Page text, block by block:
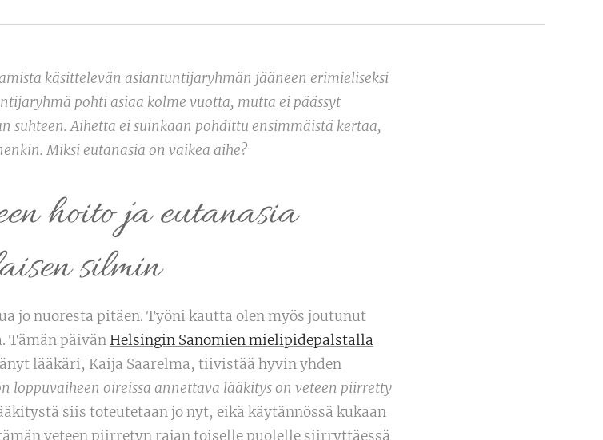
käsittelevän asiantuntijaryhmän jääneen erimieliseksi
pohti asiaa kolme vuotta, mutta ei päässyt
suhteen. Aihetta ei suinkaan pohdittu ensimmäistä kertaa,
Miksi eutanasia on vaikea aihe?
hoito ja eutanasia
silmin
jo nuoresta pitäen. Työni kautta olen myös joutunut
Tämän päivän Helsingin Sanomien mielipidepalstalla
lääkäri, Kaija Saarelma, tiivistää hyvin yhden
loppuvaiheen oireissa annettava lääkitys on veteen piirretty
siis toteutetaan jo nyt, eikä käytännössä kukaan
veteen piirretyn rajan toiselle puolelle siirryttäessä